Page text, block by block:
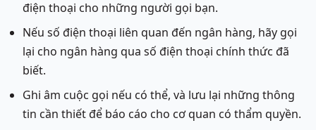
điện thoại cho những người gọi bạn.
Nếu số điện thoại liên quan đến ngân hàng, hãy gọi
lại cho ngân hàng qua số điện thoại chính thức đã
biết.
Ghi âm cuộc gọi nếu có thể, và lưu lại những thông
tin cần thiết để báo cáo cho cơ quan có thẩm quyền.